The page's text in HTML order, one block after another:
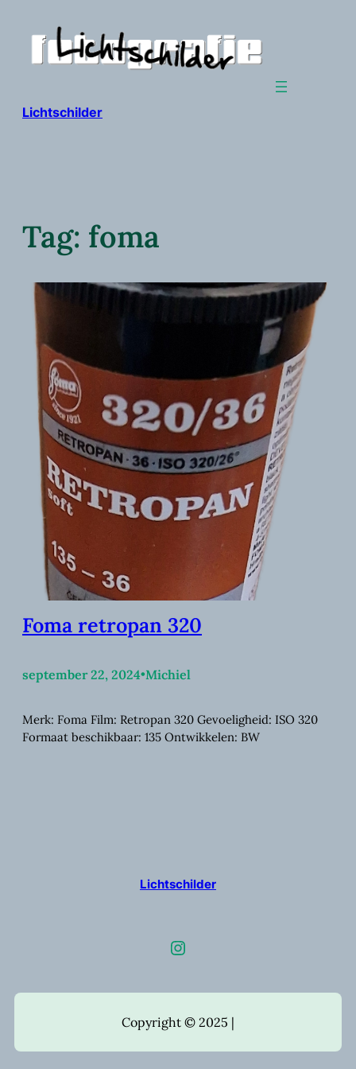
inhoud
Lichtschilder
Tag: foma
Foma retropan 320
september 22, 2024•Michiel
Merk: Foma Film: Retropan 320 Gevoeligheid: ISO 320
Formaat beschikbaar: 135 Ontwikkelen: BW
Lichtschilder
Instagram
Copyright © 2025 |